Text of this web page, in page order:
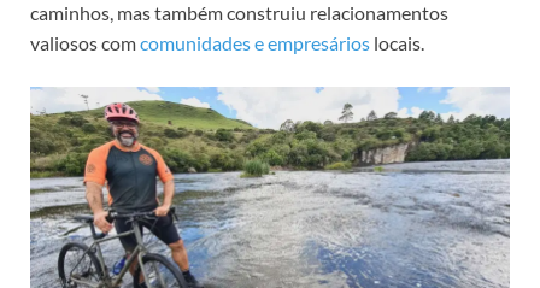
caminhos, mas também construiu relacionamentos
valiosos comcomunidades e empresários locais.